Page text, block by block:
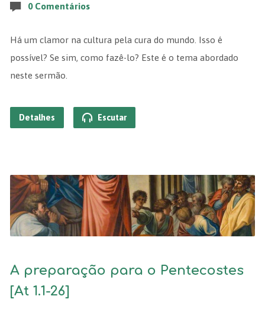
0 Comentários
Há um clamor na cultura pela cura do mundo. Isso é
possível? Se sim, como fazê-lo? Este é o tema abordado
neste sermão.
Detalhes Escutar
A preparação para o Pentecostes
[At 1.1-26]